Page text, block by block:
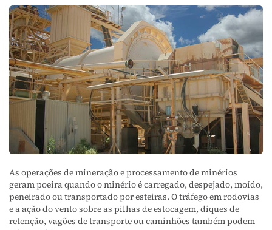
As operações de mineração e processamento de minérios
geram poeira quando o minério é carregado, despejado, moído,
peneirado ou transportado por esteiras. O tráfego em rodovias
e a ação do vento sobre as pilhas de estocagem, diques de
retenção, vagões de transporte ou caminhões também podem